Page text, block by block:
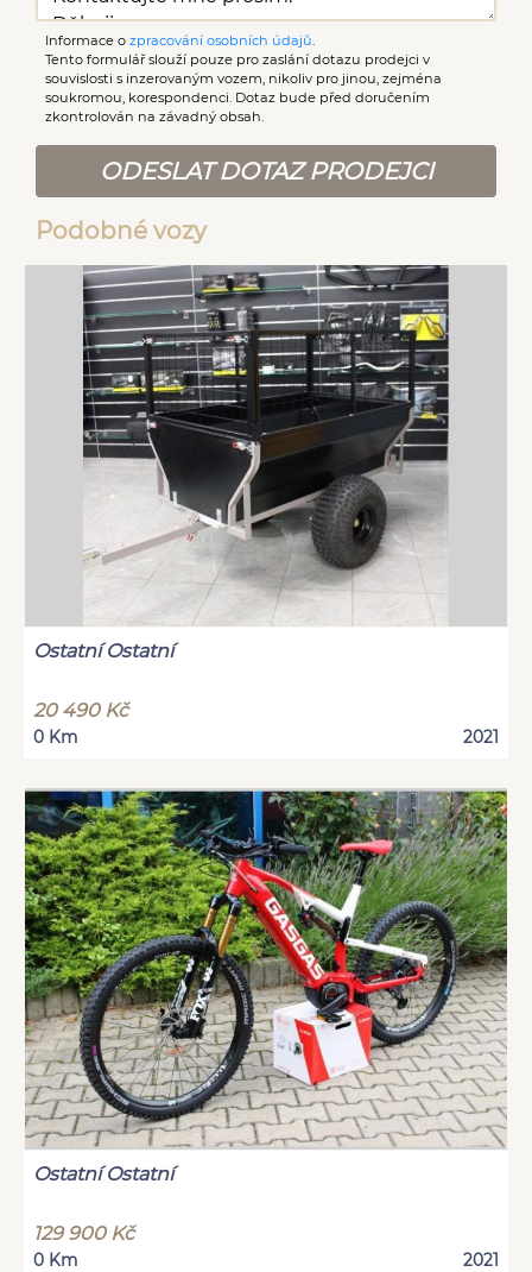
Informace o zpracování osobních údajů
Tento formulář slouží pouze pro zaslání dotazu prodejci v
souvislosti s inzerovaným vozem, nikoliv pro jinou, zejména
soukromou, korespondenci. Dotaz bude před doručením
zkontrolován na závadný obsah.
ODESLAT DOTAZ PRODEJCI
Podobné vozy
Ostatní Ostatní
20 490 Kč
0 Km 2021
Ostatní Ostatní
129 900 Kč
0 Km 2021